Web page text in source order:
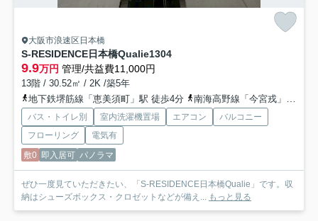
大阪市浪速区日本橋
S-RESIDENCE日本橋Qualie1304
9.9万円 管理/共益費11,000円
13階 / 30.52㎡ / 2K /築5年
地下鉄堺筋線「恵美須町」駅 徒歩4分
南海高野線「今宮戎」駅 徒歩10分
バス・トイレ別 室内洗濯機置場 エアコン
バルコニー
フローリング
電気有
敷0 即入居可 パノラマ
ぜひ一度見ていただきたい、「S-RESIDENCE日本橋Qualie」です。収
納はシューズボックス・クロゼットなどが備え...
もっと見る